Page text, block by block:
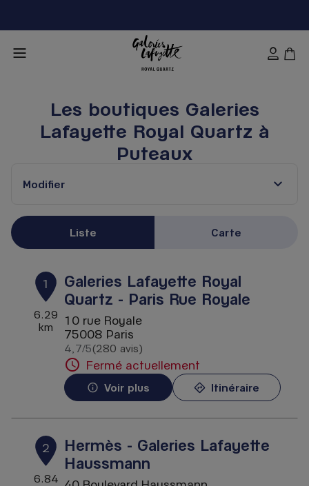
Les boutiques Galeries
Lafayette Royal Quartz à
Puteaux
Modifier
Liste Carte
1
6.29
km
Galeries Lafayette Royal
Quartz - Paris Rue Royale
10 rue Royale
75008 Paris
4,7/5 Note de 4.7 sur 5
(280 avis)
Fermé actuellement
Voir plus Itinéraire
2
6.84
Hermès - Galeries Lafayette
Haussmann